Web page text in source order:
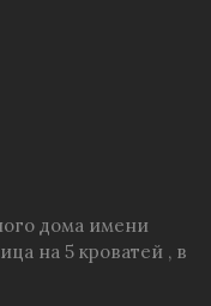
дома имени
на 5 кроватей , в